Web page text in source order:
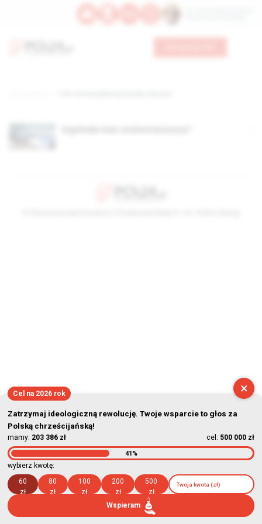
×
Cel na 2026 rok
Zatrzymaj ideologiczną rewolucję. Twoje wsparcie to głos za
Polską chrześcijańską!
mamy: 203 386 zł cel: 500 000 zł
41%
wybierz kwotę:
60
zł
80
zł
100
zł
200
zł
500
zł
Wspieram